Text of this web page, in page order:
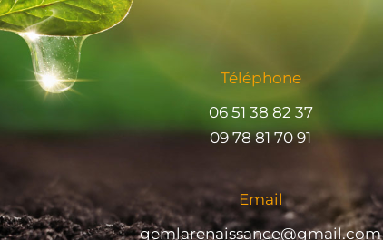
Téléphone
06 51 38 82 37
09 78 81 70 91
Email
gemlarenaissance@gmail.com